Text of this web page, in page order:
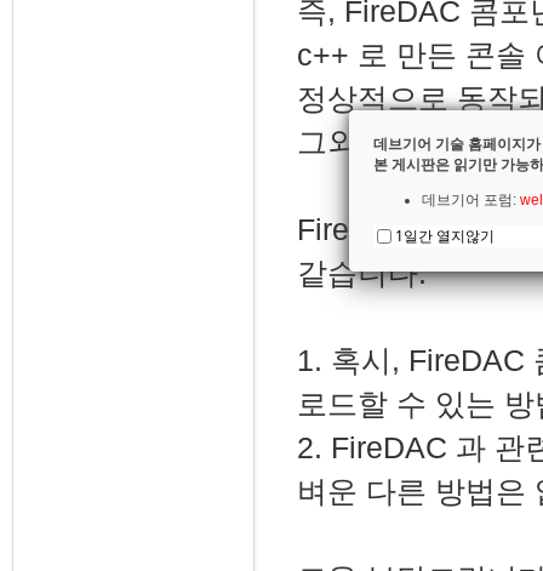
즉, FireDAC 콤
c++ 로 만든 콘솔
정상적으로 동작
그외의 다른 콤포
FireDAC 콤포넌
같습니다.
1. 혹시, FireDAC
로드할 수 있는
2. FireDAC 과 관
벼운 다른 방법은
데브기어 기술 홈페이지
본 게시판은 읽기만 가능
데브기어 포럼:
1일간 열지않기